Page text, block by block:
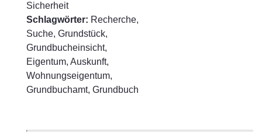
Sicherheit
Schlagwörter: Recherche,
Suche, Grundstück,
Grundbucheinsicht,
Eigentum, Auskunft,
Wohnungseigentum,
Grundbuchamt, Grundbuch